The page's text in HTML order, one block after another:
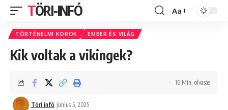
TÖRI-INFÓ
Font
Aa
TÖRTÉNELMI KOROK EMBER ÉS VILÁG
Kik voltak a vikingek?
Töri infó június 5, 2025
16 Min. olvasás